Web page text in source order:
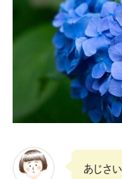
あじさ